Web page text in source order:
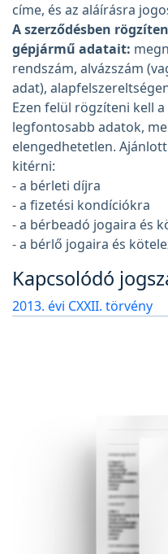
címe, és az aláírásra
A szerződésben
gépjármű adatait:
rendszám, alvázszám
adat),
Ezen felül rögzíteni kell
legfontosabb adatok,
elengedhetetlen.
kitérni:
- a bérleti díjra
- a fizetési kondíciókra
- a bérbeadó jogaira és
- a bérlő jogaira és
Kapcsolódó
2013. évi CXXII. törvény